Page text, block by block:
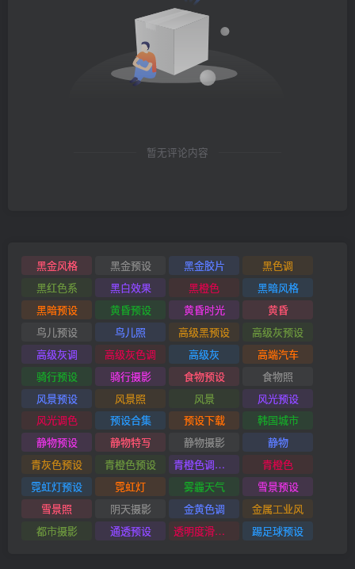
暂无评论内容
黑金风格 黑金预设 黑金胶片
黑色调
黑红色系
黑白效果 黑橙色
黑暗风格
黑暗预设
黄昏预设 黄昏时光
黄昏
鸟儿预设
鸟儿照 高级黑预设
高级灰预设
高级灰调
高级灰色调 高级灰
高端汽车
骑行预设
骑行摄影 食物预设
食物照
风景预设
风景照 风景
风光预设
风光调色
预设合集 预设下载
韩国城市
静物预设
静物特写 静物摄影
静物
青灰色预设
青橙色预设 青橙色调预设
青橙色
霓虹灯预设
霓虹灯 雾霾天气
雪景预设
雪景照
阴天摄影 金黄色调
金属工业风
都市摄影
通透预设 透明度滑块插件 踢足球预设